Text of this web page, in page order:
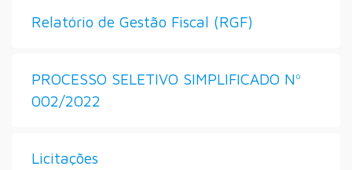
Relatório de Gestão Fiscal (RGF)
PROCESSO SELETIVO SIMPLIFICADO Nº
002/2022
Licitações